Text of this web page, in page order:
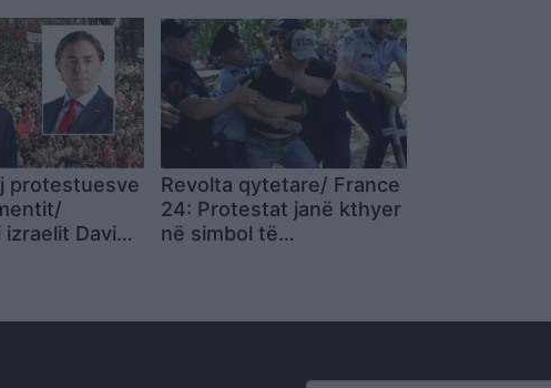
shtetëror
kreu i SPAK para
deputeteve: Ka shkelje të
ligjeve, s’mund të them si
do jetë vendimmarrja,
por…
protestuesve
David
Revolta qytetare/ France
24: Protestat janë kthyer
në simbol të